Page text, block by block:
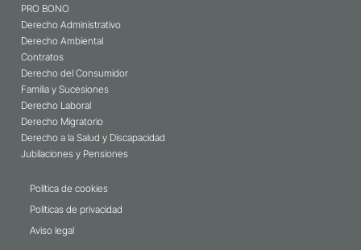
PRO BONO
Derecho Administrativo
Derecho Ambiental
Contratos
Derecho del Consumidor
Familia y Sucesiones
Derecho Laboral
Derecho Migratorio
Derecho a la Salud y Discapacidad
Jubilaciones y Pensiones
Política de cookies
Políticas de privacidad
Aviso legal